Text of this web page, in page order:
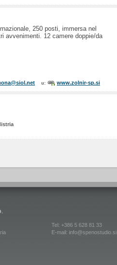
250 posti, immersa nel
avvenimenti. 12 camere doppie/da
u: www.zolnir-sp.si
Tel: +386 5 628 81 33
E-mail: info@spenostudio.si